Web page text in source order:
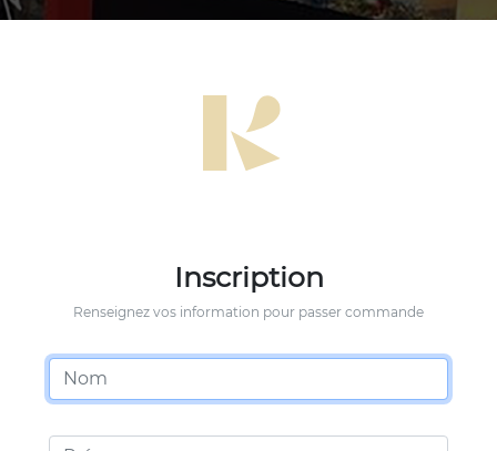
Inscription
Renseignez vos information pour passer commande
Nom